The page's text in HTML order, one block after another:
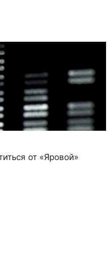
от «Яровой»